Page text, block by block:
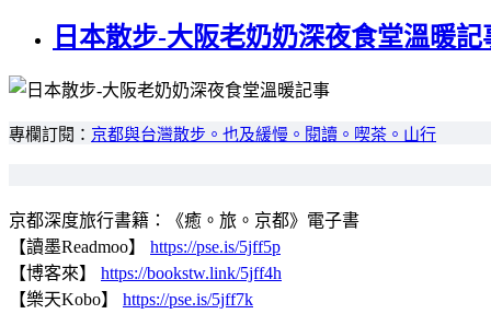
日本散步-大阪老奶奶深夜食堂溫暖記
專欄訂閱： 京都與台灣散步。也及緩慢。閱讀。喫茶。山行
京都深度旅行書籍：《癒。旅。京都》電子書
【讀墨Readmoo】 https://pse.is/5jff5p
【博客來】 https://bookstw.link/5jff4h
【樂天Kobo】 https://pse.is/5jff7k